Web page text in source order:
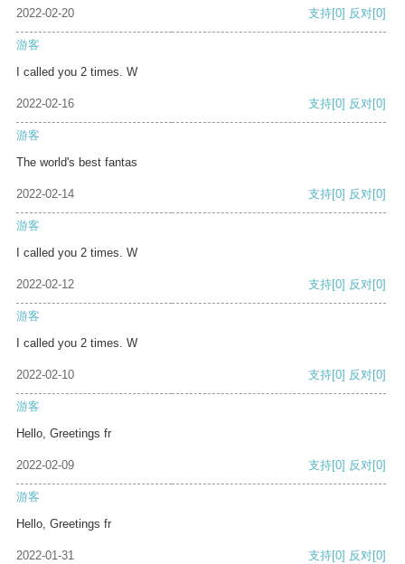
2022-02-20 支持[0] 反对[0]
游客
I called you 2 times. W
2022-02-16 支持[0] 反对[0]
游客
The world's best fantas
2022-02-14 支持[0] 反对[0]
游客
I called you 2 times. W
2022-02-12 支持[0] 反对[0]
游客
I called you 2 times. W
2022-02-10 支持[0] 反对[0]
游客
Hello, Greetings fr
2022-02-09 支持[0] 反对[0]
游客
Hello, Greetings fr
2022-01-31 支持[0] 反对[0]